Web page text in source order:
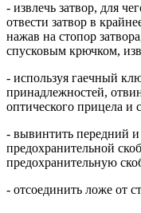
- извлечь затвор, для
отвести затвор в
нажав на стопор
спусковым крючком,
- используя гаечный
принадлежностей,
оптического прицела и
- вывинтить передний
предохранительной
предохранительную
- отсоединить ложе от